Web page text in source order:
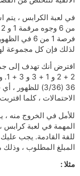
في لعبة الكرابس ، يتم
لذلك فإن كل مجموعة لها
الاحتمالات ، كلما اقتربت من 1 ، زادت
للأمل في الخروج منه ،
المهمة في لعبة كرابس ،
للفة القادمة. يجب
المبلغ المطلوب ، وذلك
مثلا :